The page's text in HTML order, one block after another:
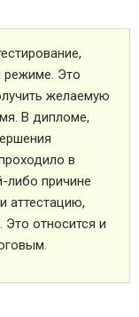
режиме. Это
желаемую
В дипломе,
в
либо причине
аттестацию,
Это относится и